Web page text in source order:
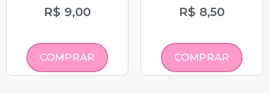
R$ 9,00
COMPRAR
R$ 8,50
COMPRAR